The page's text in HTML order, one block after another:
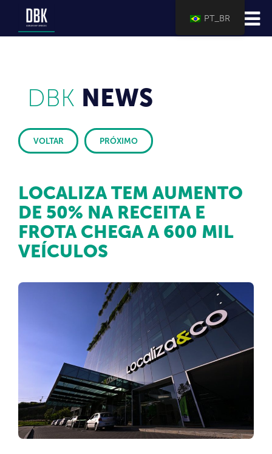
DBK NEWS
VOLTAR PRÓXIMO
LOCALIZA TEM AUMENTO
DE 50% NA RECEITA E
FROTA CHEGA A 600 MIL
VEÍCULOS
PT_BR